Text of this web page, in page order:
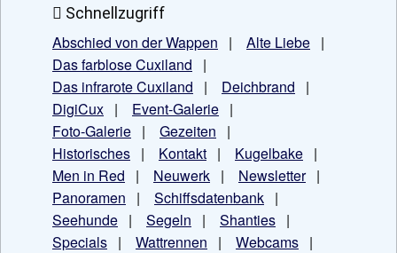
Schnellzugriff
Abschied von der Wappen | Alte Liebe |
Das farblose Cuxiland |
Das infrarote Cuxiland | Deichbrand |
DigiCux | Event-Galerie |
Foto-Galerie | Gezeiten |
Historisches | Kontakt | Kugelbake |
Men in Red | Neuwerk | Newsletter|
Panoramen | Schiffsdatenbank |
Seehunde | Segeln | Shanties |
Specials | Wattrennen | Webcams |